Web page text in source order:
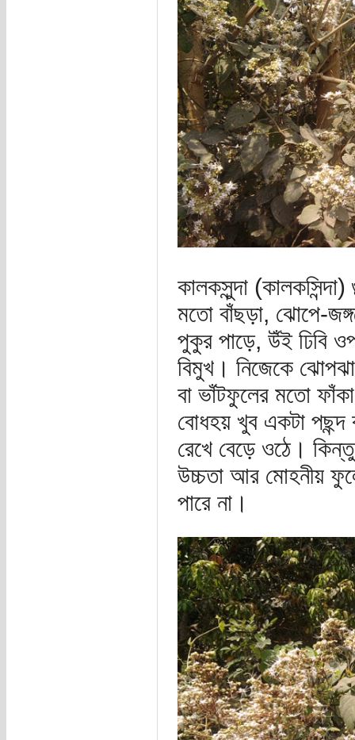
কালকসুন্দা
মতো বাঁছড়া, ঝোপে-
পুকুর পাড়ে, উঁই ঢিবি
বিমুখ। নিজেকে
বা ভাঁটফুলের মতো
বোধহয় খুব একটা
রেখে বেড়ে ওঠে।
উচ্চতা আর মোহনীয়
পারে না।